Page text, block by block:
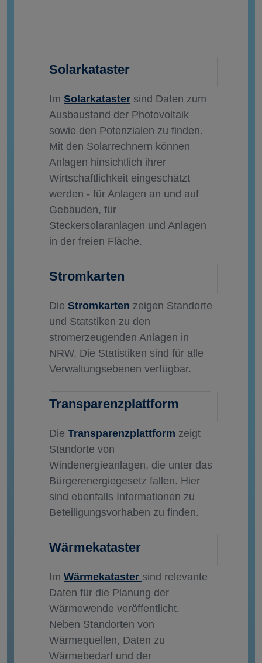
Solarkataster
Im Solarkataster sind Daten zum
Ausbaustand der Photovoltaik
sowie den Potenzialen zu finden.
Mit den Solarrechnern können
Anlagen hinsichtlich ihrer
Wirtschaftlichkeit eingeschätzt
werden - für Anlagen an und auf
Gebäuden, für
Steckersolaranlagen und Anlagen
in der freien Fläche.
Stromkarten
Die Stromkarten zeigen Standorte
und Statstiken zu den
stromerzeugenden Anlagen in
NRW. Die Statistiken sind für alle
Verwaltungsebenen verfügbar.
Transparenzplattform
Die Transparenzplattform zeigt
Standorte von
Windenergieanlagen, die unter das
Bürgerenergiegesetz fallen. Hier
sind ebenfalls Informationen zu
Beteiligungsvorhaben zu finden.
Wärmekataster
Im Wärmekataster sind relevante
Daten für die Planung der
Wärmewende veröffentlicht.
Neben Standorten von
Wärmequellen, Daten zu
Wärmebedarf und der